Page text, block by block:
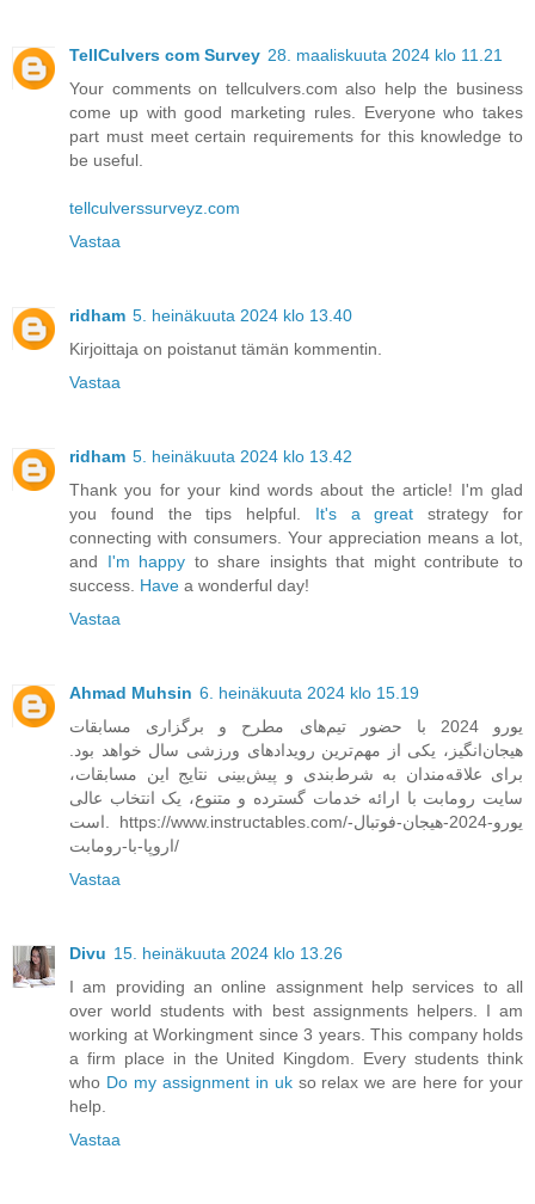
TellCulvers com Survey 28. maaliskuuta 2024 klo 11.21
Your comments on tellculvers.com also help the business
come up with good marketing rules. Everyone who takes
part must meet certain requirements for this knowledge to
be useful.
tellculverssurveyz.com
Vastaa
ridham 5. heinäkuuta 2024 klo 13.40
Kirjoittaja on poistanut tämän kommentin.
Vastaa
ridham 5. heinäkuuta 2024 klo 13.42
Thank you for your kind words about the article! I'm glad
you found the tips helpful. It's a greatstrategy for
connecting with consumers. Your appreciation means a lot,
and I'm happy to share insights that might contribute to
success. Have a wonderful day!
Vastaa
Ahmad Muhsin 6. heinäkuuta 2024 klo 15.19
یورو 2024 با حضور تیم‌های مطرح و برگزاری مسابقات
هیجان‌انگیز، یکی از مهم‌ترین رویدادهای ورزشی سال خواهد بود.
برای علاقه‌مندان به شرط‌بندی و پیش‌بینی نتایج این مسابقات،
سایت رومابت با ارائه خدمات گسترده و متنوع، یک انتخاب عالی
است. https://www.instructables.com/یورو-2024-هیجان-فوتبال-
اروپا-با-رومابت/
Vastaa
Divu 15. heinäkuuta 2024 klo 13.26
I am providing an online assignment help services to all
over world students with best assignments helpers. I am
working at Workingment since 3 years. This company holds
a firm place in the United Kingdom. Every students think
who Do my assignment in ukso relax we are here for your
help.
Vastaa